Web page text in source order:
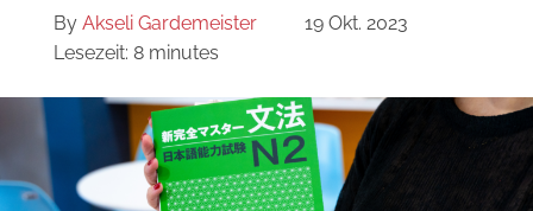
By Akseli Gardemeister
19 Okt. 2023
Lesezeit: 8 minutes